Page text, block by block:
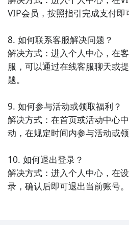
括国内外热门作品和原创漫画
各种题材的漫画，同时也可以
10. 《一点资讯》- 这是一款个
据用户的兴趣爱好为其推送感
可以在这里获取到最新的新闻
VIP会员，按照指引完成支付即
8. 如何联系客服解决问题？
解决方式：进入个人中心，在
服，可以通过在线客服聊天或
题。
9. 如何参与活动或领取福利？
解决方式：在首页或活动中心
动，在规定时间内参与活动或领
10. 如何退出登录？
解决方式：进入个人中心，在
录，确认后即可退出当前账号。